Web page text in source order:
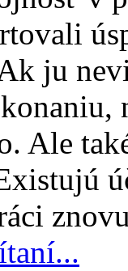
ju
Ale